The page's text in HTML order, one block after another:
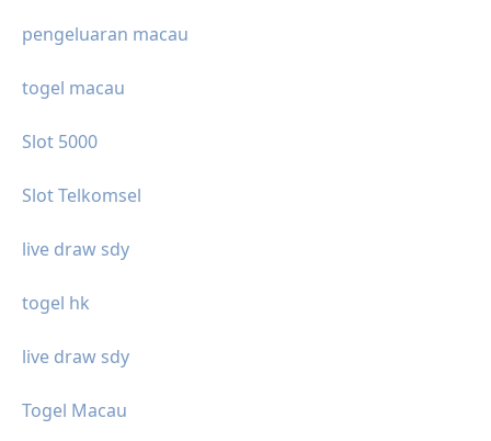
pengeluaran macau
togel macau
Slot 5000
Slot Telkomsel
live draw sdy
togel hk
live draw sdy
Togel Macau